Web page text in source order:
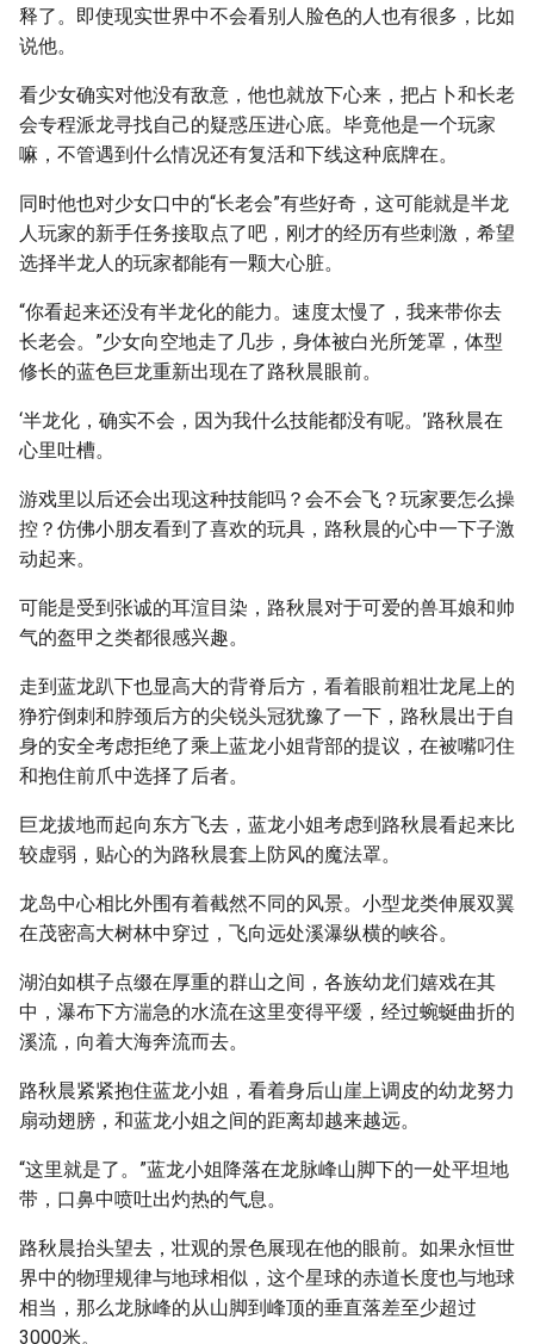
释了。即使现实世界中不会看别人脸色的人也有很多，比如
说他。
看少女确实对他没有敌意，他也就放下心来，把占卜和长老
会专程派龙寻找自己的疑惑压进心底。毕竟他是一个玩家
嘛，不管遇到什么情况还有复活和下线这种底牌在。
同时他也对少女口中的“长老会”有些好奇，这可能就是半龙
人玩家的新手任务接取点了吧，刚才的经历有些刺激，希望
选择半龙人的玩家都能有一颗大心脏。
“你看起来还没有半龙化的能力。速度太慢了，我来带你去
长老会。”少女向空地走了几步，身体被白光所笼罩，体型
修长的蓝色巨龙重新出现在了路秋晨眼前。
‘半龙化，确实不会，因为我什么技能都没有呢。’路秋晨在
心里吐槽。
游戏里以后还会出现这种技能吗？会不会飞？玩家要怎么操
控？仿佛小朋友看到了喜欢的玩具，路秋晨的心中一下子激
动起来。
可能是受到张诚的耳渲目染，路秋晨对于可爱的兽耳娘和帅
气的盔甲之类都很感兴趣。
走到蓝龙趴下也显高大的背脊后方，看着眼前粗壮龙尾上的
狰狞倒刺和脖颈后方的尖锐头冠犹豫了一下，路秋晨出于自
身的安全考虑拒绝了乘上蓝龙小姐背部的提议，在被嘴叼住
和抱住前爪中选择了后者。
巨龙拔地而起向东方飞去，蓝龙小姐考虑到路秋晨看起来比
较虚弱，贴心的为路秋晨套上防风的魔法罩。
龙岛中心相比外围有着截然不同的风景。小型龙类伸展双翼
在茂密高大树林中穿过，飞向远处溪瀑纵横的峡谷。
湖泊如棋子点缀在厚重的群山之间，各族幼龙们嬉戏在其
中，瀑布下方湍急的水流在这里变得平缓，经过蜿蜒曲折的
溪流，向着大海奔流而去。
路秋晨紧紧抱住蓝龙小姐，看着身后山崖上调皮的幼龙努力
扇动翅膀，和蓝龙小姐之间的距离却越来越远。
“这里就是了。”蓝龙小姐降落在龙脉峰山脚下的一处平坦地
带，口鼻中喷吐出灼热的气息。
路秋晨抬头望去，壮观的景色展现在他的眼前。如果永恒世
界中的物理规律与地球相似，这个星球的赤道长度也与地球
相当，那么龙脉峰的从山脚到峰顶的垂直落差至少超过
3000米。